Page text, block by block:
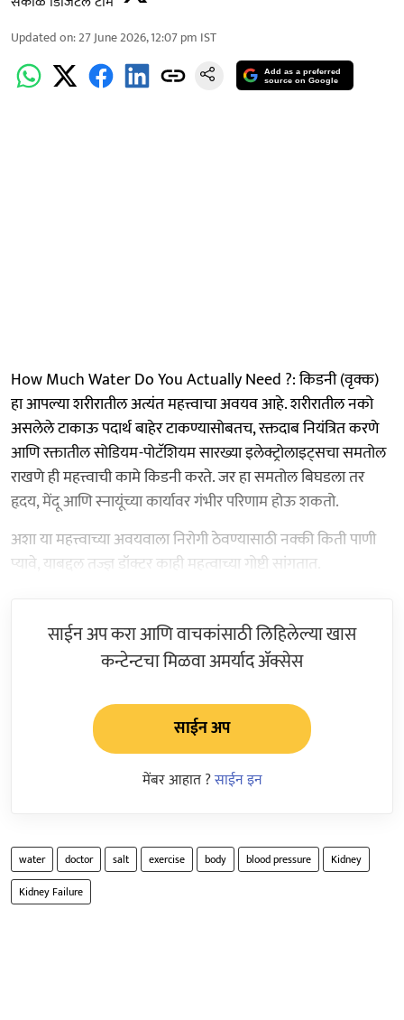
Updated on:27 June 2026, 12:07 pm IST
Add as a preferred
source on Google
How Much Water Do You Actually Need ?: किडनी (वृक्क)
हा आपल्या शरीरातील अत्यंत महत्त्वाचा अवयव आहे. शरीरातील नको
असलेले टाकाऊ पदार्थ बाहेर टाकण्यासोबतच, रक्तदाब नियंत्रित करणे
आणि रक्तातील सोडियम-पोटॅशियम सारख्या इलेक्ट्रोलाइट्सचा समतोल
राखणे ही महत्त्वाची कामे किडनी करते. जर हा समतोल बिघडला तर
हृदय, मेंदू आणि स्नायूंच्या कार्यावर गंभीर परिणाम होऊ शकतो.
अशा या महत्त्वाच्या अवयवाला निरोगी ठेवण्यासाठी नक्की किती पाणी
प्यावे, याबद्दल तज्ज्ञ डॉक्टर काही महत्वाच्या गोष्टी सांगतात.
साईन अप करा आणि वाचकांसाठी लिहिलेल्या खास
कन्टेन्टचा मिळवा अमर्याद ॲक्सेस
साईन अप
मेंबर आहात ?साईन इन
water doctor salt exercise body blood pressure
Kidney
Kidney Failure